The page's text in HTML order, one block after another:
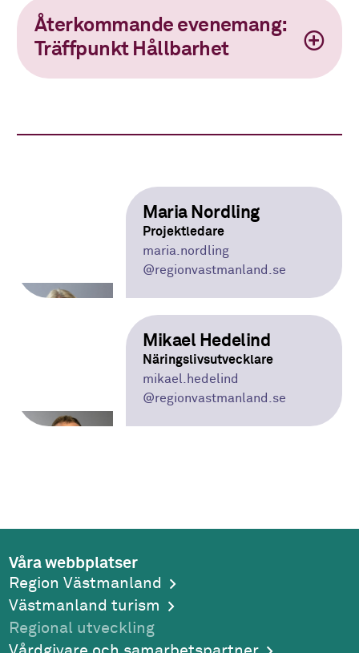
Återkommande evenemang:
Träffpunkt Hållbarhet
Maria Nordling
Projektledare
maria.nordling
@regionvastmanland.se
Mikael Hedelind
Näringslivsutvecklare
mikael.hedelind
@regionvastmanland.se
Våra webbplatser
Region Västmanland
Västmanland turism
Regional utveckling